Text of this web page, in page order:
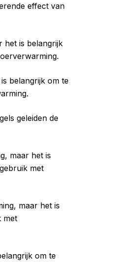
effect van
het is belangrijk
belangrijk om te
geleiden de
maar het is
met
maar het is
met
om te